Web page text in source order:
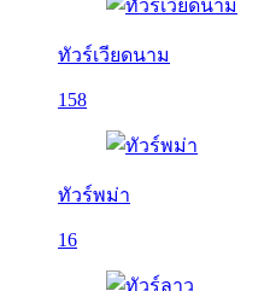
ทัวร์เวียดนาม
158
ทัวร์พม่า
16